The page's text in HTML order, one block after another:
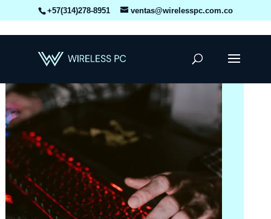
+57(314)278-8951 ventas@wirelesspc.com.co